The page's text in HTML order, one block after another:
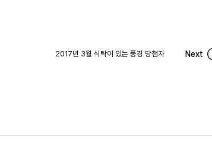
2017년 3월 식탁이 있는 풍경 당첨자 Next